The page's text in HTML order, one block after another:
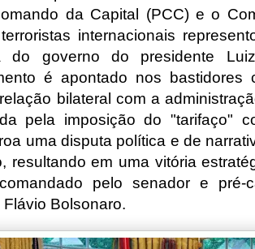
da Capital (PCC) e o
internacionais
do governo do presidente
é apontado nos
bilateral com a
pela imposição do "tarifaço"
uma disputa política e de
resultando em uma vitória
pelo senador e pré-
Bolsonaro.